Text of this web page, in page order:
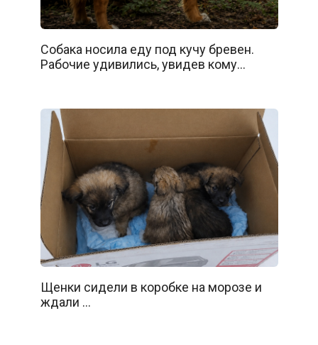
Собака носила еду под кучу бревен.
Рабочие удивились, увидев кому…
Щенки сидели в коробке на морозе и
ждали …